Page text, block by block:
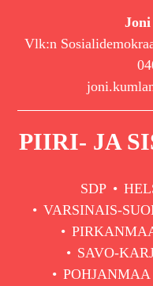
Vlk:n
PIIRI- JA
SDP
VARSINAIS-
SAVO-
POHJANMAA